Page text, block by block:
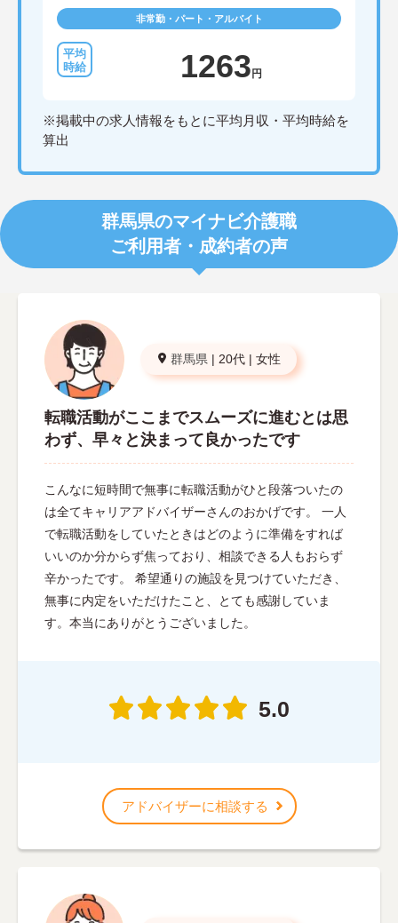
非常勤・パート・アルバイト
1263 円
※掲載中の求人情報をもとに平均月収・平均時給を
算出
群馬県のマイナビ介護職
ご利用者・成約者の声
群馬県 | 20代 | 女性
転職活動がここまでスムーズに進むとは思
わず、早々と決まって良かったです
こんなに短時間で無事に転職活動がひと段落ついたの
は全てキャリアアドバイザーさんのおかげです。 一人
で転職活動をしていたときはどのように準備をすれば
いいのか分からず焦っており、相談できる人もおらず
辛かったです。 希望通りの施設を見つけていただき、
無事に内定をいただけたこと、とても感謝していま
す。本当にありがとうございました。
5.0
アドバイザーに相談する